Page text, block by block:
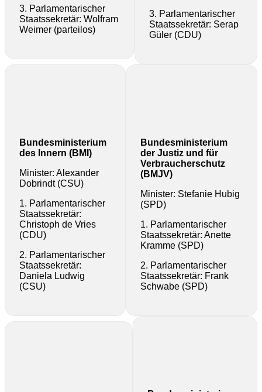
3. Parlamentarischer
Staatssekretär: Wolfram
Weimer (parteilos)
3. Parlamentarischer
Staatssekretär: Serap
Güler (CDU)
Bundesministerium
des Innern (BMI)
Minister: Alexander
Dobrindt (CSU)
1. Parlamentarischer
Staatssekretär:
Christoph de Vries
(CDU)
2. Parlamentarischer
Staatssekretär:
Daniela Ludwig
(CSU)
Bundesministerium
der Justiz und für
Verbraucherschutz
(BMJV)
Minister: Stefanie Hubig
(SPD)
1. Parlamentarischer
Staatssekretär: Anette
Kramme (SPD)
2. Parlamentarischer
Staatssekretär: Frank
Schwabe (SPD)